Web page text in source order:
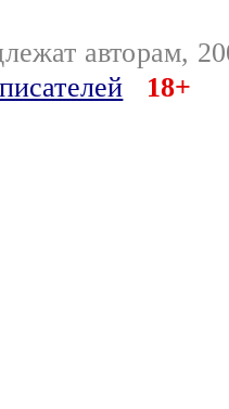
авторам,
18+